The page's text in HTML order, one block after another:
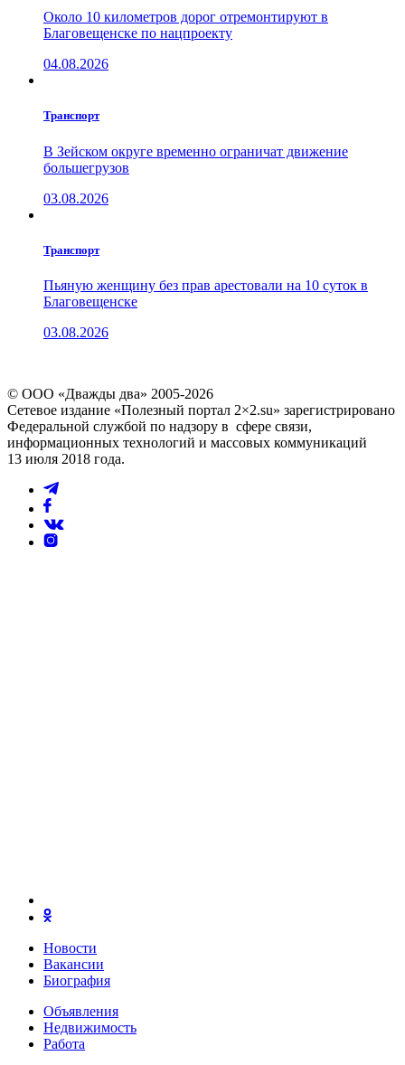
Около 10 километров дорог отремонтируют в
Благовещенске по нацпроекту
04.08.2026
Транспорт
В Зейском округе временно ограничат движение
большегрузов
03.08.2026
Транспорт
Пьяную женщину без прав арестовали на 10 суток в
Благовещенске
03.08.2026
© ООО «Дважды два» 2005-2026
Сетевое издание «Полезный портал 2×2.su» зарегистрировано
Федеральной службой по надзору в сфере связи,
информационных технологий и массовых коммуникаций
13 июля 2018 года.
Новости
Вакансии
Биография
Объявления
Недвижимость
Работа